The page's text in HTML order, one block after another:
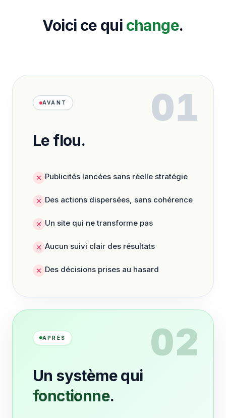
Voici ce qui change.
01
AVANT
Le flou.
Publicités lancées sans réelle stratégie
Des actions dispersées, sans cohérence
Un site qui ne transforme pas
Aucun suivi clair des résultats
Des décisions prises au hasard
02
APRÈS
Un système qui
fonctionne.